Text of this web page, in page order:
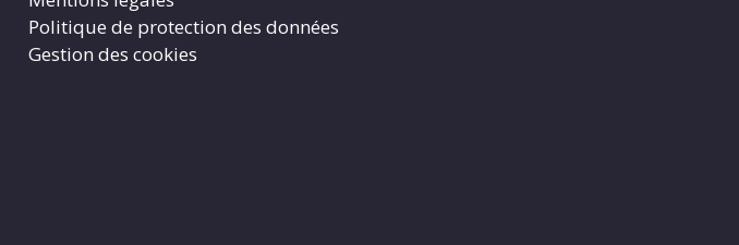
Politique de protection des données
Gestion des cookies